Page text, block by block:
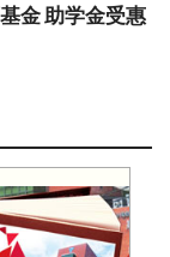
金 助学金受惠